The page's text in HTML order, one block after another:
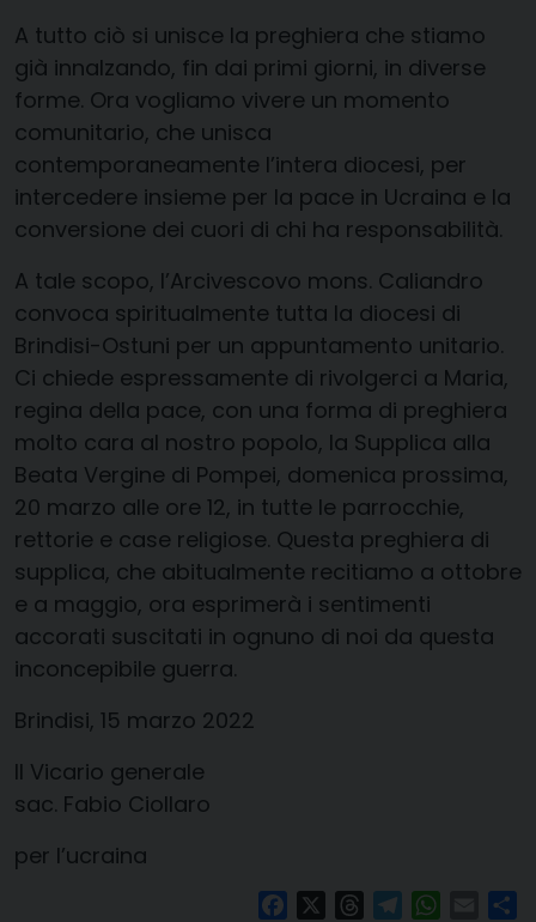
A tutto ciò si unisce la preghiera che stiamo
già innalzando, fin dai primi giorni, in diverse
forme. Ora vogliamo vivere un momento
comunitario, che unisca
contemporaneamente l’intera diocesi, per
intercedere insieme per la pace in Ucraina e la
conversione dei cuori di chi ha responsabilità.
A tale scopo, l’Arcivescovo mons. Caliandro
convoca spiritualmente tutta la diocesi di
Brindisi-Ostuni per un appuntamento unitario.
Ci chiede espressamente di rivolgerci a Maria,
regina della pace, con una forma di preghiera
molto cara al nostro popolo, la Supplica alla
Beata Vergine di Pompei, domenica prossima,
20 marzo alle ore 12, in tutte le parrocchie,
rettorie e case religiose. Questa preghiera di
supplica, che abitualmente recitiamo a ottobre
e a maggio, ora esprimerà i sentimenti
accorati suscitati in ognuno di noi da questa
inconcepibile guerra.
Brindisi, 15 marzo 2022
Il Vicario generale
sac. Fabio Ciollaro
per l’ucraina
FacebookThreadsTelegram Email